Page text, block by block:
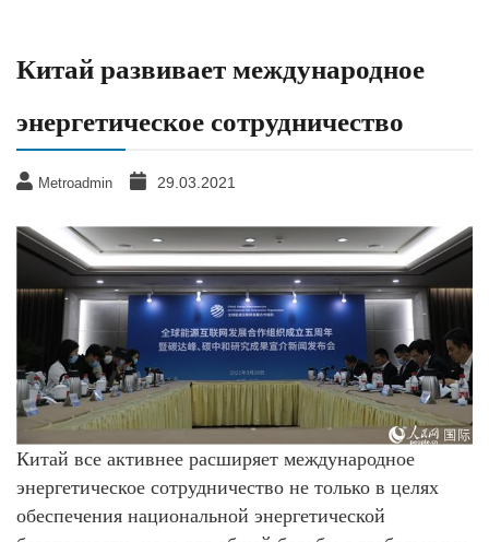
Китай развивает международное
энергетическое сотрудничество
Metroadmin 29.03.2021
Китай все активнее расширяет международное
энергетическое сотрудничество не только в целях
обеспечения национальной энергетической